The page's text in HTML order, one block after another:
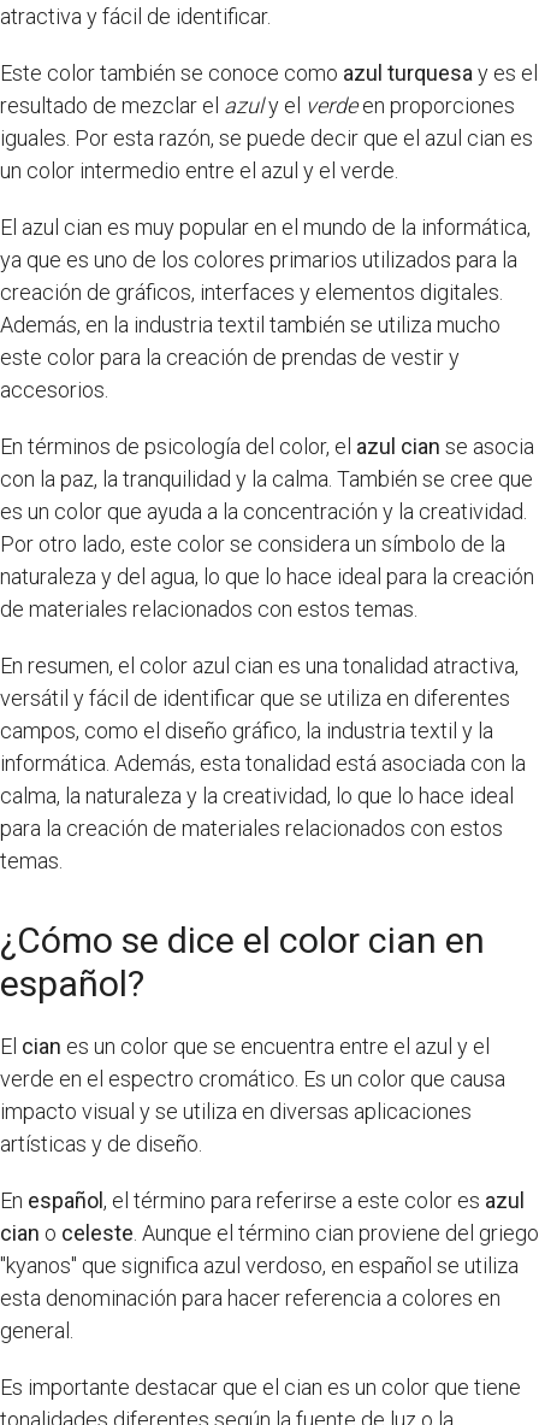
atractiva y fácil de identificar.
Este color también se conoce como azul turquesay es el
resultado de mezclar el azuly el verdeen proporciones
iguales. Por esta razón, se puede decir que el azul cian es
un color intermedio entre el azul y el verde.
El azul cian es muy popular en el mundo de la informática,
ya que es uno de los colores primarios utilizados para la
creación de gráficos, interfaces y elementos digitales.
Además, en la industria textil también se utiliza mucho
este color para la creación de prendas de vestir y
accesorios.
En términos de psicología del color, el azul cian se asocia
con la paz, la tranquilidad y la calma. También se cree que
es un color que ayuda a la concentración y la creatividad.
Por otro lado, este color se considera un símbolo de la
naturaleza y del agua, lo que lo hace ideal para la creación
de materiales relacionados con estos temas.
En resumen, el color azul cian es una tonalidad atractiva,
versátil y fácil de identificar que se utiliza en diferentes
campos, como el diseño gráfico, la industria textil y la
informática. Además, esta tonalidad está asociada con la
calma, la naturaleza y la creatividad, lo que lo hace ideal
para la creación de materiales relacionados con estos
temas.
¿Cómo se dice el color cian en
español?
El cian es un color que se encuentra entre el azul y el
verde en el espectro cromático. Es un color que causa
impacto visual y se utiliza en diversas aplicaciones
artísticas y de diseño.
En español, el término para referirse a este color es azul
cian o celeste. Aunque el término cian proviene del griego
"kyanos" que significa azul verdoso, en español se utiliza
esta denominación para hacer referencia a colores en
general.
Es importante destacar que el cian es un color que tiene